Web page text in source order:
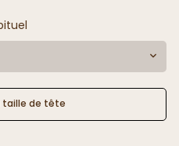
taille de tête